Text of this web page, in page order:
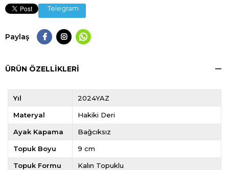
Telegram
Paylaş
ÜRÜN ÖZELLIKLERI
Yıl 2024YAZ
Materyal Hakiki Deri
Ayak Kapama Bağcıksız
Topuk Boyu 9 cm
Topuk Formu Kalın Topuklu